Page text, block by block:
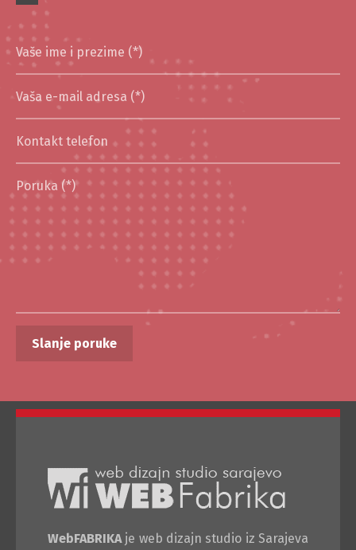
WebFABRIKAje web dizajn studio iz Sarajeva